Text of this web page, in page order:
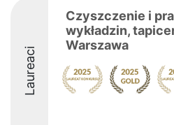
Laureaci
Czyszczenie i
wykładzin,
Warszawa